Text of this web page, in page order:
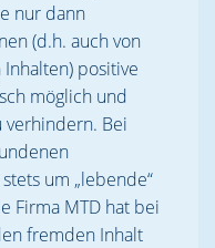
nur dann
(d.h. auch von
positive
möglich und
verhindern. Bei
um „lebende“
Firma MTD hat bei
fremden Inhalt